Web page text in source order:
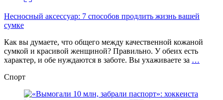
Несносный аксессуар: 7 способов продлить жизнь вашей
сумке
Как вы думаете, что общего между качественной кожаной
сумкой и красивой женщиной? Правильно. У обеих есть
характер, и обе нуждаются в заботе. Вы ухаживаете за …
Спорт